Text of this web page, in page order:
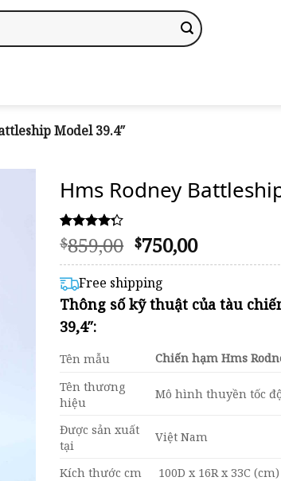
Model 39.4″
Hms Rodney
Rated
4.25
out of 5
based on
12
customer
ratings
$859,00 Original
price
was:
$859,00.
$750,00Current
price
$750,00.
Free shipping
Thông số kỹ thuật của tàu
39,4″:
Tên mẫu
Chiến hạm Hms
Tên thương
hiệu
Mô hình thuyền tốc
Được sản xuất
tại
Việt Nam
Kích thước cm
100D x 16R x 33C (cm)